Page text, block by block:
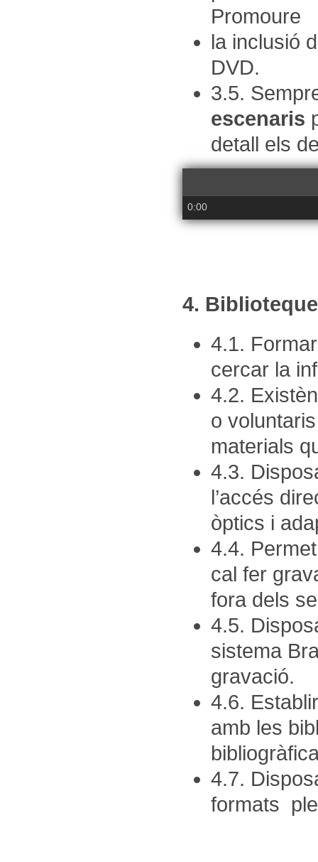
Promoure
la inclusió
DVD.
3.5.
escenaris
detall els
0:00
4.
4.1.
cercar la
4.2.
o
materials
4.3.
l’accés
òptics i
4.4.
cal fer
fora dels
4.5.
sistema
gravació.
4.6.
amb les
4.7.
formats